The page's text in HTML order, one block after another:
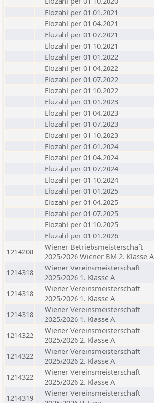
Elozahl per 01.01.2021
Elozahl per 01.04.2021
Elozahl per 01.07.2021
Elozahl per 01.10.2021
Elozahl per 01.01.2022
Elozahl per 01.04.2022
Elozahl per 01.07.2022
Elozahl per 01.10.2022
Elozahl per 01.01.2023
Elozahl per 01.04.2023
Elozahl per 01.07.2023
Elozahl per 01.10.2023
Elozahl per 01.01.2024
Elozahl per 01.04.2024
Elozahl per 01.07.2024
Elozahl per 01.10.2024
Elozahl per 01.01.2025
Elozahl per 01.04.2025
Elozahl per 01.07.2025
Elozahl per 01.10.2025
Elozahl per 01.01.2026
1214208
Wiener Betriebsmeisterschaft
2025/2026 Wiener BM 2. Klasse A
1214318
Wiener Vereinsmeisterschaft
2025/2026 1. Klasse A
1214318
Wiener Vereinsmeisterschaft
2025/2026 1. Klasse A
1214318
Wiener Vereinsmeisterschaft
2025/2026 1. Klasse A
1214322
Wiener Vereinsmeisterschaft
2025/2026 2. Klasse A
1214322
Wiener Vereinsmeisterschaft
2025/2026 2. Klasse A
1214322
Wiener Vereinsmeisterschaft
2025/2026 2. Klasse A
1214319
Wiener Vereinsmeisterschaft